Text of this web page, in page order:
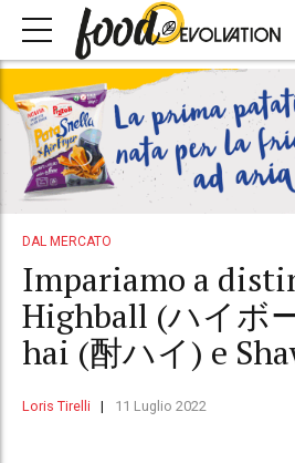
DAL MERCATO
Impariamo a
Highball (ハイボ
hai (酎ハイ) e
Loris Tirelli 11 Luglio 2022